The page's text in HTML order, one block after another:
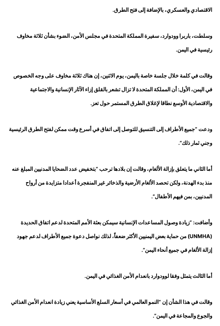
الاقتصادي والعسكري، بالإضافة إلى فتح الطرق.
وسلطت، باربرا وودوارد، سفيرة المملكة المتحدة في مجلس الأمن، الضوء بشأن ثلاثة مخاوف
رئيسية في اليمن.
وقالت في كلمة خلال جلسة خاصة باليمن، يوم الاثنين، إن هناك ثلاثة مخاوف على وجه الخصوص
في اليمن، الأول: أن المملكة المتحدة لا تزال تشعر بالقلق إزاء الآثار الإنسانية والاجتماعية
والاقتصادية الأوسع نطاقا لإغلاق الطرق المستمر حول تعز.
ودعت “جميع الأطراف إلى التنسيق للتوصل إلى اتفاق في أسرع وقت ممكن لفتح الطرق الرئيسية
وجني ثمار ذلك”.
أما الثاني ما يتعلق بإزالة الألغام، وقالت إن بلادها ترحب “بتخفيض عدد الضحايا المدنيين المبلغ عنه
منذ بدء الهدنة، ولكن تحصد الألغام الأرضية والذخائر غير المنفجرة أعدادا متزايدة من أرواح
المدنيين، بمن فيهم الأطفال”.
وأضافت: “زيادة وصول المساعدات الإنسانية سيمكن بعثة الأمم المتحدة لدعم اتفاق الحديدة
(UNMHA) من حماية بعض اليمنيين الأكثر ضعفاً، لذلك نواصل دعوة جميع الأطراف لدعم جهود
إزالة الألغام في جميع أنحاء اليمن”.
أما الثالث يتمثل وفقا لوودوارد بانعدام الأمن الغذائي في اليمن.
وقالت في هذا الشأن إن “النمو العالمي في أسعار السلع الأساسية يعني زيادة انعدام الأمن الغذائي
والجوع والمجاعة في اليمن”.